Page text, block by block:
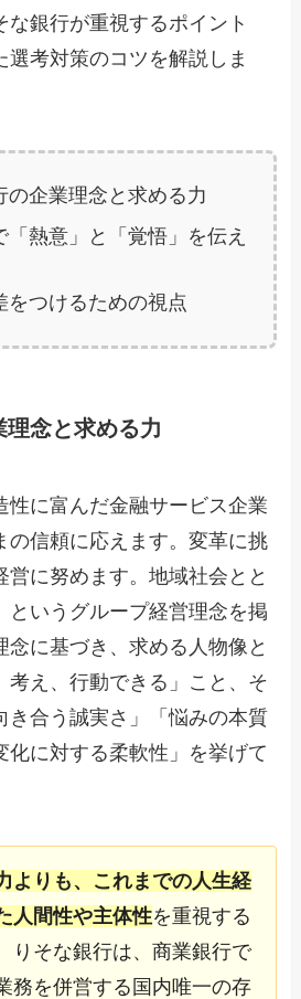
な銀行が重視するポイント
選考対策のコツを解説しま
の企業理念と求める力
「熱意」と「覚悟」を伝え
をつけるための視点
理念と求める力
性に富んだ金融サービス企業
の信頼に応えます。変革に挑
営に努めます。地域社会とと
というグループ経営理念を掲
念に基づき、求める人物像と
考え、行動できる」こと、そ
き合う誠実さ」「悩みの本質
化に対する柔軟性」を挙げて
よりも、これまでの人生経
人間性や主体性を重視する
りそな銀行は、商業銀行で
務を併営する国内唯一の存